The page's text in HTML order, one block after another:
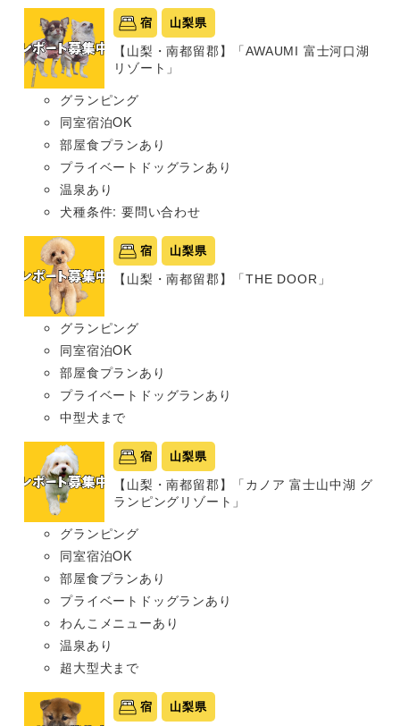
宿 山梨県
【山梨・南都留郡】「AWAUMI 富士河口湖
リゾート」
グランピング
同室宿泊OK
部屋食プランあり
プライベートドッグランあり
温泉あり
犬種条件: 要問い合わせ
宿 山梨県
【山梨・南都留郡】「THE DOOR」
グランピング
同室宿泊OK
部屋食プランあり
プライベートドッグランあり
中型犬まで
宿 山梨県
【山梨・南都留郡】「カノア 富士山中湖 グ
ランピングリゾート」
グランピング
同室宿泊OK
部屋食プランあり
プライベートドッグランあり
わんこメニューあり
温泉あり
超大型犬まで
宿 山梨県